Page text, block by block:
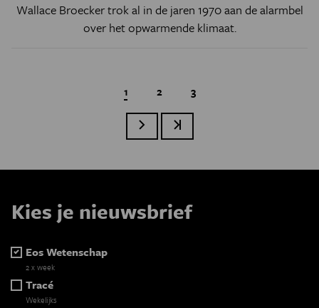
Wallace Broecker trok al in de jaren 1970 aan de alarmbel
over het opwarmende klimaat.
Paginatie
Huidige pagina
1 Page
2 Page
3
Volgende paginaLaatste pagina
Kies je nieuwsbrief
Eos Wetenschap
2 x week
Tracé
Wekelijks